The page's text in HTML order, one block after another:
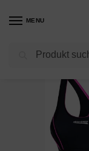
MENU
Bikini Produkte